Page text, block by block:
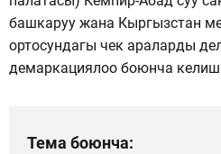
башкаруу жана Кыргызстан
ортосундагы чек араларды
демаркациялоо боюнча
Тема боюнча: